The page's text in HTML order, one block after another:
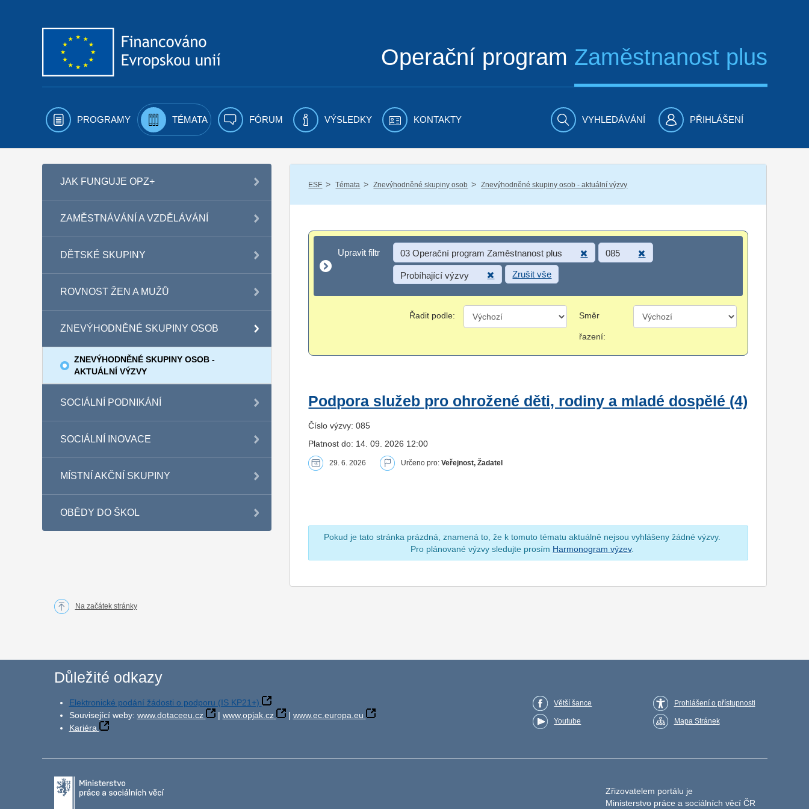
Operační program Zaměstnanost plus
PROGRAMY TÉMATA FÓRUM VÝSLEDKY KONTAKTY VYHLEDÁVÁNÍ PŘIHLÁŠENÍ
JAK FUNGUJE OPZ+
ZAMĚSTNÁVÁNÍ A VZDĚLÁVÁNÍ
DĚTSKÉ SKUPINY
ROVNOST ŽEN A MUŽŮ
ZNEVÝHODNĚNÉ SKUPINY OSOB
ZNEVÝHODNĚNÉ SKUPINY OSOB -
AKTUÁLNÍ VÝZVY
SOCIÁLNÍ PODNIKÁNÍ
SOCIÁLNÍ INOVACE
MÍSTNÍ AKČNÍ SKUPINY
OBĚDY DO ŠKOL
ESF / Témata / Znevýhodněné skupiny osob / Znevýhodněné skupiny osob - aktuální výzvy
Upravit filtr
Upravit filtr 03 Operační program Zaměstnanost plus 085
Probíhající výzvy Zrušit vše
Řadit podle: Směr
řazení:
Podpora služeb pro ohrožené děti, rodiny a mladé dospělé (4)
Číslo výzvy: 085
Platnost do: 14. 09. 2026 12:00
29. 6. 2026 Určeno pro:Veřejnost, Žadatel
Pokud je tato stránka prázdná, znamená to, že k tomuto tématu aktuálně nejsou vyhlášeny žádné výzvy.
Pro plánované výzvy sledujte prosím Harmonogram výzev.
Na začátek stránky
Důležité odkazy
Elektronické podání žádosti o podporu (IS KP21+)
Související weby: www.dotaceeu.cz | www.opjak.cz | www.ec.europa.eu
Kariéra
Větší šance
Youtube
Prohlášení o přístupnosti
Mapa Stránek
Zřizovatelem portálu je
Ministerstvo práce a sociálních věcí ČR